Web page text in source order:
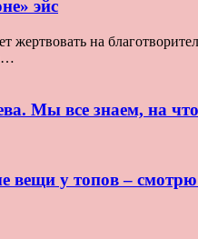
эйс
на
Мы все знаем, на
вещи у топов –